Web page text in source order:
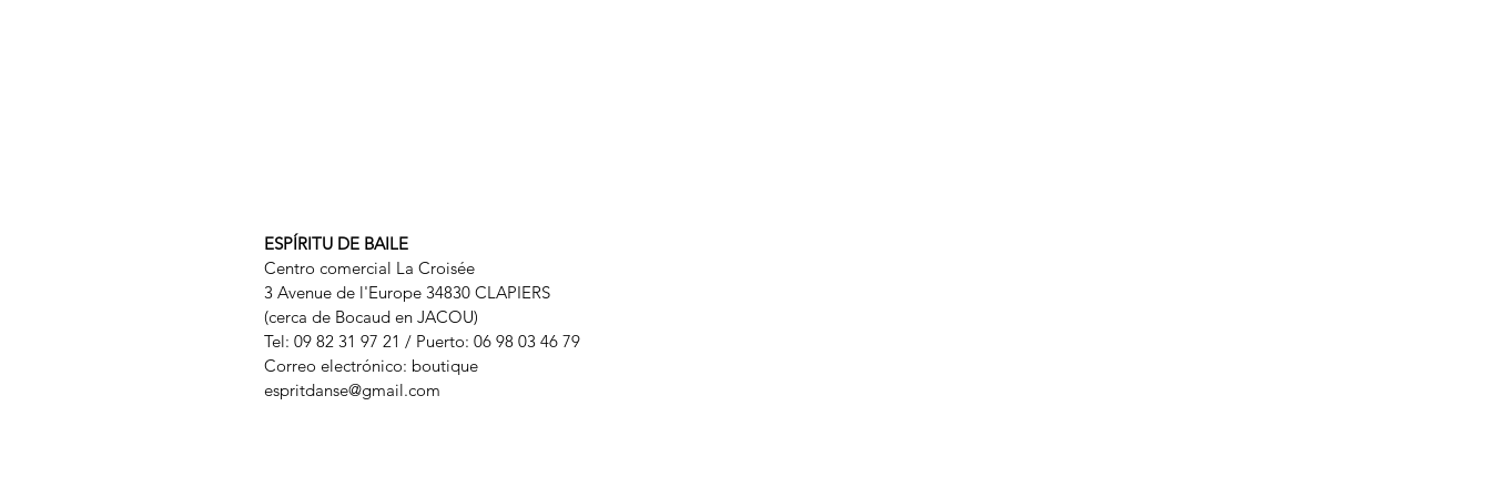
ESPÍRITU DE BAILE
Centro comercial La Croisée
3 Avenue de l'Europe 34830 CLAPIERS
(cerca de Bocaud en JACOU)
Tel: 09 82 31 97 21 / Puerto: 06 98 03 46 79
Correo electrónico: boutique
espritdanse@gmail.com